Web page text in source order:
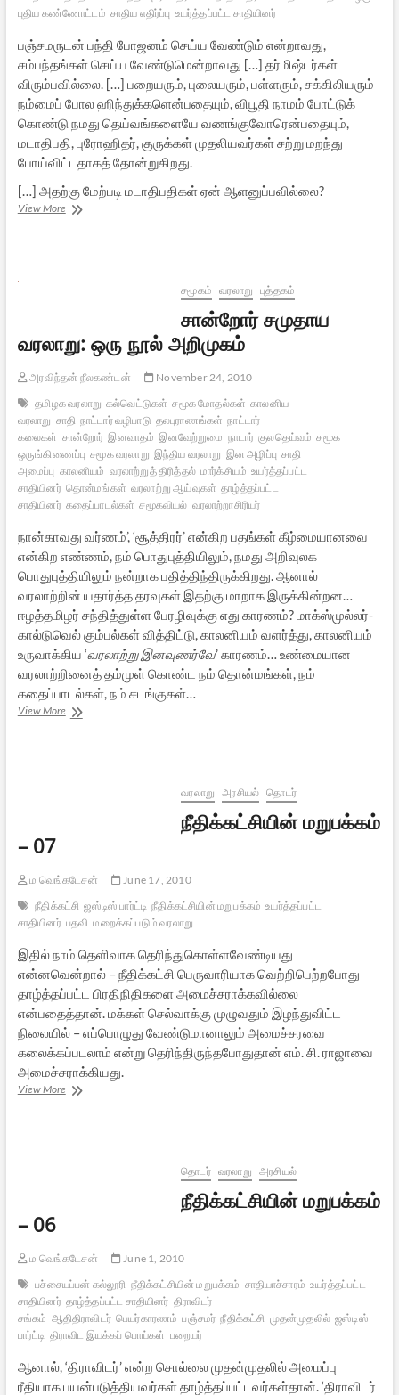
புதிய கண்ணோட்டம் சாதிய எதிர்ப்பு உயர்த்தப்பட்ட சாதியினர்
பஞ்சமருடன் பந்தி போஜனம் செய்ய வேண்டும் என்றாவது,
சம்பந்தங்கள் செய்ய வேண்டுமென்றாவது […] தர்மிஷ்டர்கள்
விரும்பவில்லை. […] பறையரும், புலையரும், பள்ளரும், சக்கிலியரும்
நம்மைப் போல ஹிந்துக்களென்பதையும், விபூதி நாமம் போட்டுக்
கொண்டு நமது தெய்வங்களையே வணங்குவோரென்பதையும்,
மடாதிபதி, புரோஹிதர், குருக்கள் முதலியவர்கள் சற்று மறந்து
போய்விட்டதாகத் தோன்றுகிறது.
[…] அதற்கு மேற்படி மடாதிபதிகள் ஏன் ஆளனுப்பவில்லை?
View Moreமலருங்கள்
சமூகம் வரலாறு புத்தகம்
சான்றோர் சமுதாய
வரலாறு: ஒரு நூல் அறிமுகம்
அரவிந்தன் நீலகண்டன்
November 24, 2010
தமிழக வரலாறு கல்வெட்டுகள் சமூக மோதல்கள் காலனிய
வரலாறு சாதி நாட்டார் வழிபாடு தலபுராணங்கள் நாட்டார்
கலைகள் சான்றோர் இனவாதம் இனவேற்றுமை நாடார் குலதெய்வம் சமூக
ஒருங்கிணைப்பு சமூக வரலாறு இந்திய வரலாறு இன அழிப்பு சாதி
அமைப்பு காலனியம் வரலாற்றுத் திரித்தல் மார்க்சியம் உயர்த்தப்பட்ட
சாதியினர் தொன்மங்கள் வரலாற்று ஆய்வுகள் தாழ்த்தப்பட்ட
சாதியினர் கதைப்பாடல்கள் சமூகவியல் வரலாற்றாசிரியர்
நான்காவது வர்ணம்’, ‘சூத்திரர்’ என்கிற பதங்கள் கீழ்மையானவை
என்கிற எண்ணம், நம் பொதுபுத்தியிலும், நமது அறிவுலக
பொதுபுத்தியிலும் நன்றாக பதித்திந்திருக்கிறது. ஆனால்
வரலாற்றின் யதார்த்த தரவுகள் இதற்கு மாறாக இருக்கின்றன…
ஈழத்தமிழர் சந்தித்துள்ள பேரழிவுக்கு எது காரணம்? மாக்ஸ்முல்லர்-
கால்டுவெல் கும்பல்கள் வித்திட்டு, காலனியம் வளர்த்து, காலனியம்
உருவாக்கிய ‘வரலாற்று இனவுணர்வே’ காரணம்… உண்மையான
வரலாற்றினைத் தம்முள் கொண்ட நம் தொன்மங்கள், நம்
கதைப்பாடல்கள், நம் சடங்குகள்…
View Moreசான்றோர்
வரலாறு அரசியல் தொடர்
நீதிக்கட்சியின் மறுபக்கம்
– 07
ம வெங்கடேசன்
June 17, 2010
நீதிக்கட்சி ஜஸ்டிஸ் பார்ட்டி நீதிக்கட்சியின் மறுபக்கம் உயர்த்தப்பட்ட
சாதியினர் பதவி மறைக்கப்படும் வரலாறு
இதில் நாம் தெளிவாக தெரிந்துகொள்ளவேண்டியது
என்னவென்றால் – நீதிக்கட்சி பெருவாரியாக வெற்றிபெற்றபோது
தாழ்த்தப்பட்ட பிரதிநிதிகளை அமைச்சராக்கவில்லை
என்பதைத்தான். மக்கள் செல்வாக்கு முழுவதும் இழந்துவிட்ட
நிலையில் – எப்பொழுது வேண்டுமானாலும் அமைச்சரவை
கலைக்கப்படலாம் என்று தெரிந்திருந்தபோதுதான் எம். சி. ராஜாவை
அமைச்சராக்கியது.
View Moreநீதிக்கட்சியின்
தொடர் வரலாறு அரசியல்
நீதிக்கட்சியின் மறுபக்கம்
– 06
ம வெங்கடேசன்
June 1, 2010
பச்சையப்பன் கல்லூரி நீதிக்கட்சியின் மறுபக்கம் சாதியாச்சாரம் உயர்த்தப்பட்ட
சாதியினர் தாழ்த்தப்பட்ட சாதியினர் திராவிடர்
சங்கம் ஆதிதிராவிடர் பெயர்காரணம் பஞ்சமர் நீதிக்கட்சி முதன்முதலில் ஜஸ்டிஸ்
பார்ட்டி திராவிட இயக்கப் பொய்கள் பறையர்
ஆனால், ‘திராவிடர்’ என்ற சொல்லை முதன்முதலில் அமைப்பு
ரீதியாக பயன்படுத்தியவர்கள் தாழ்த்தப்பட்டவர்கள்தான். ‘திராவிடர்